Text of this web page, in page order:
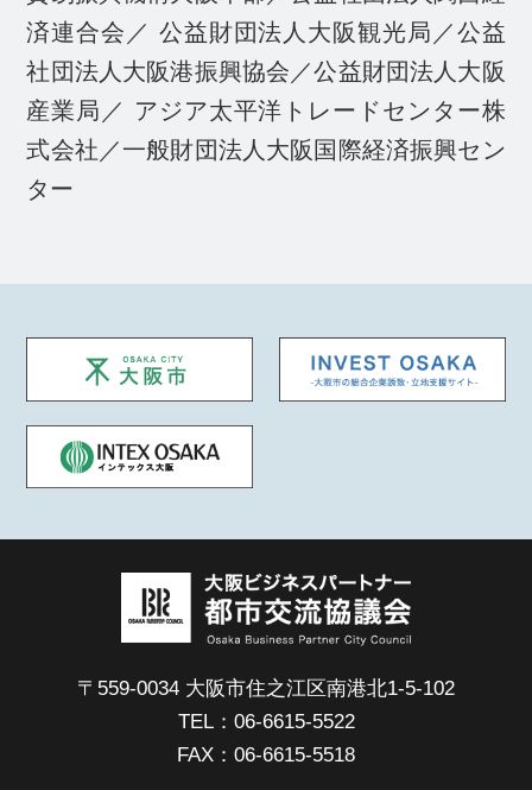
済連合会／ 公益財団法人大阪観光局／公益
社団法人大阪港振興協会／公益財団法人大阪
産業局／ アジア太平洋トレードセンター株
式会社／一般財団法人大阪国際経済振興セン
ター
〒559-0034 大阪市住之江区南港北1-5-102
TEL：06-6615-5522
FAX：06-6615-5518